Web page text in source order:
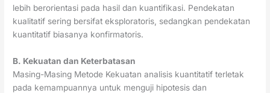
lebih berorientasi pada hasil dan kuantifikasi. Pendekatan
kualitatif sering bersifat eksploratoris, sedangkan pendekatan
kuantitatif biasanya konfirmatoris.
B. Kekuatan dan Keterbatasan
Masing-Masing Metode Kekuatan analisis kuantitatif terletak
pada kemampuannya untuk menguji hipotesis dan